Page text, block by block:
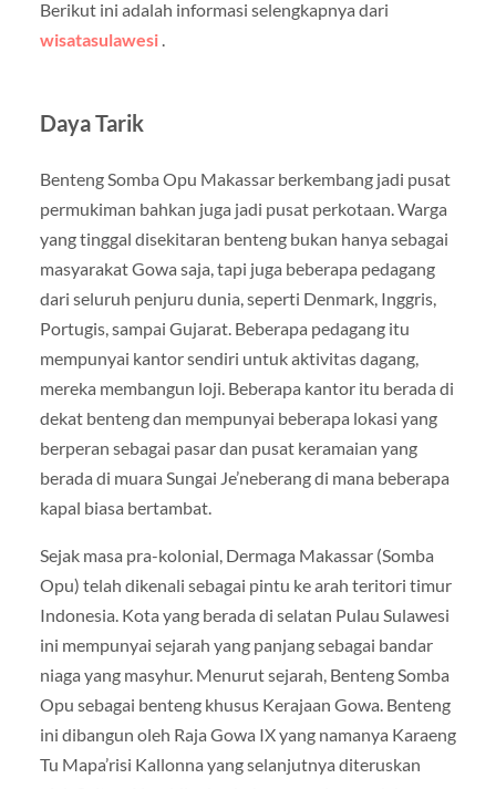
Berikut ini adalah informasi selengkapnya dari
wisatasulawesi.
Daya Tarik
Benteng Somba Opu Makassar berkembang jadi pusat
permukiman bahkan juga jadi pusat perkotaan. Warga
yang tinggal disekitaran benteng bukan hanya sebagai
masyarakat Gowa saja, tapi juga beberapa pedagang
dari seluruh penjuru dunia, seperti Denmark, Inggris,
Portugis, sampai Gujarat. Beberapa pedagang itu
mempunyai kantor sendiri untuk aktivitas dagang,
mereka membangun loji. Beberapa kantor itu berada di
dekat benteng dan mempunyai beberapa lokasi yang
berperan sebagai pasar dan pusat keramaian yang
berada di muara Sungai Je’neberang di mana beberapa
kapal biasa bertambat.
Sejak masa pra-kolonial, Dermaga Makassar (Somba
Opu) telah dikenali sebagai pintu ke arah teritori timur
Indonesia. Kota yang berada di selatan Pulau Sulawesi
ini mempunyai sejarah yang panjang sebagai bandar
niaga yang masyhur. Menurut sejarah, Benteng Somba
Opu sebagai benteng khusus Kerajaan Gowa. Benteng
ini dibangun oleh Raja Gowa IX yang namanya Karaeng
Tu Mapa’risi Kallonna yang selanjutnya diteruskan